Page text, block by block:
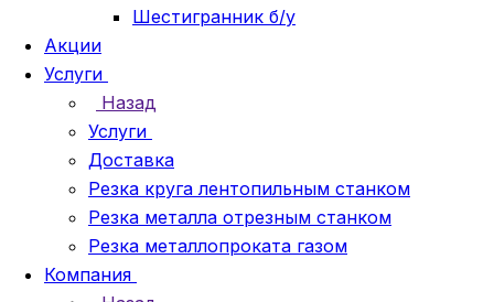
Шестигранник б/у
Акции
Услуги
Назад
Услуги
Доставка
Резка круга лентопильным станком
Резка металла отрезным станком
Резка металлопроката газом
Компания